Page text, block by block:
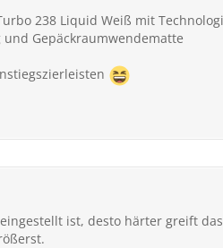
238 Liquid Weiß mit
Gepäckraumwendematte
ist, desto härter greift